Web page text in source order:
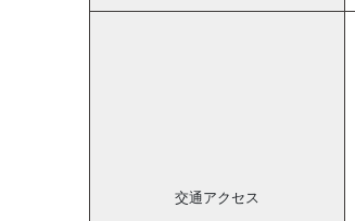
交通アクセス